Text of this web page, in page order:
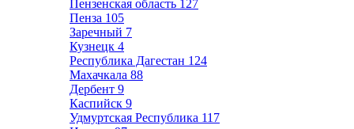
Пензенская область 127
Пенза 105
Заречный 7
Кузнецк 4
Республика Дагестан 124
Махачкала 88
Дербент 9
Каспийск 9
Удмуртская Республика 117